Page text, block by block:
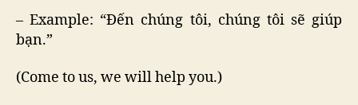
– Example: “Đến chúng tôi, chúng tôi sẽ giúp
bạn.”
(Come to us, we will help you.)